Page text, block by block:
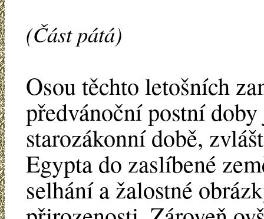
(Část pátá)
Osou těchto letošních
předvánoční postní
starozákonní době,
Egypta do zaslíbené
selhání a žalostné